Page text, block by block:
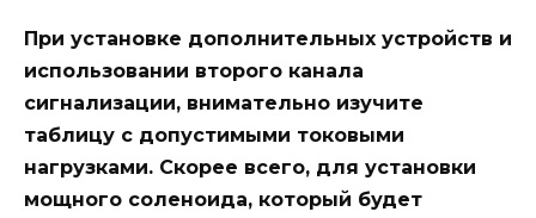
При установке дополнительных устройств и
использовании второго канала
сигнализации, внимательно изучите
таблицу с допустимыми токовыми
нагрузками. Скорее всего, для установки
мощного соленоида, который будет